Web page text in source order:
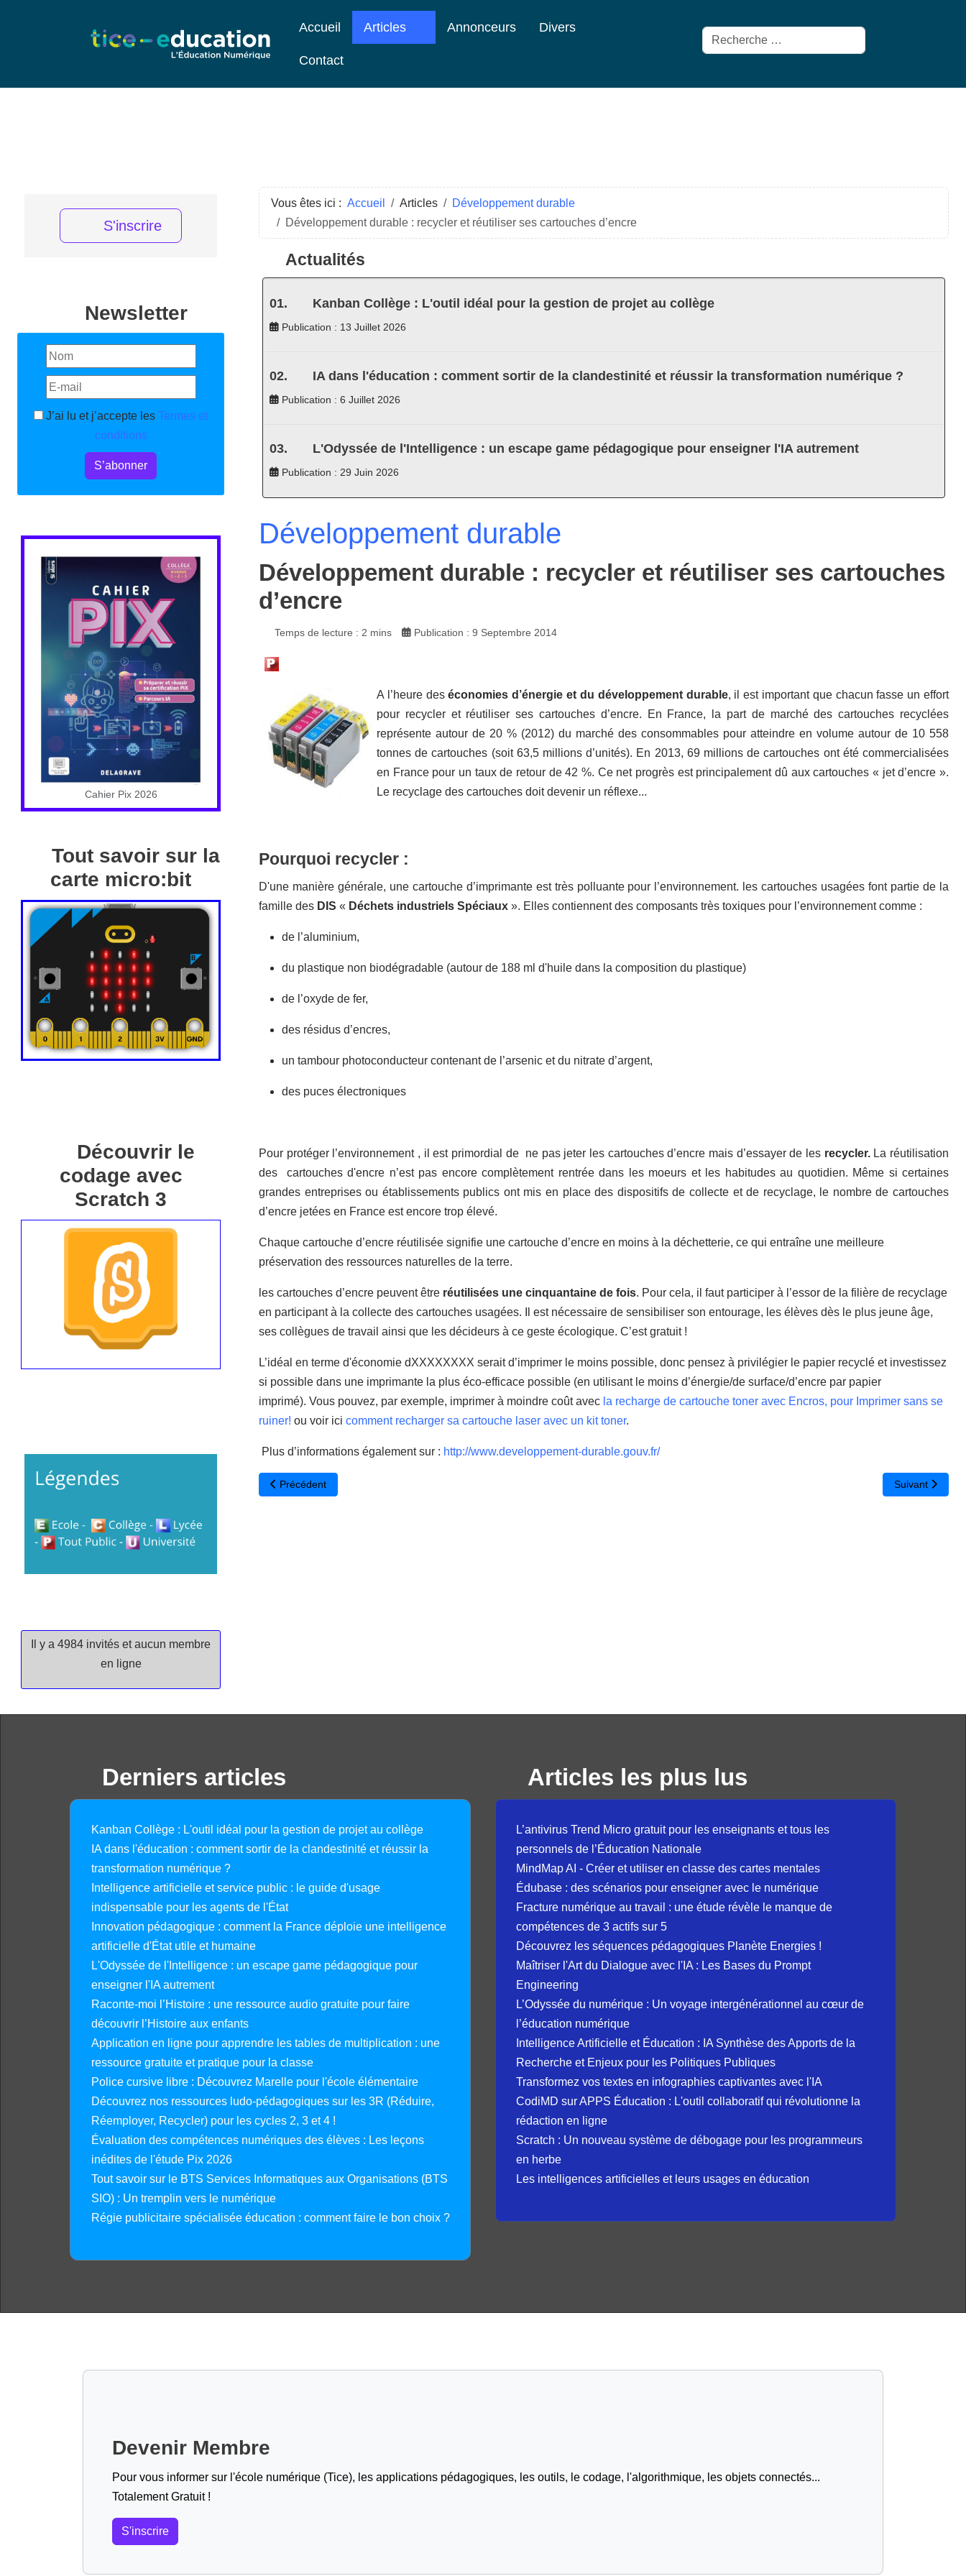
Accueil Articles Annonceurs Divers
Contact
Rechercher
S'inscrire
Newsletter
J’ai lu et j’accepte les Termes et
conditions
S’abonner
Cahier Pix 2026
Tout savoir sur la
carte micro:bit
Découvrir le
codage avec
Scratch 3
Il y a 4984 invités et aucun membre
en ligne
Vous êtes ici : Accueil Articles
Développement durable
Développement durable : recycler et réutiliser ses cartouches d’encre
Actualités
Kanban Collège : L'outil idéal pour la gestion de projet au collège
Publication : 13 Juillet 2026
IA dans l'éducation : comment sortir de la clandestinité et réussir la transformation numérique ?
Publication : 6 Juillet 2026
L'Odyssée de l'Intelligence : un escape game pédagogique pour enseigner l'IA autrement
Publication : 29 Juin 2026
Développement durable
Développement durable : recycler et réutiliser ses cartouches
d’encre
Temps de lecture : 2 mins Publication : 9 Septembre 2014
A l’heure deséconomies d’énergie et du développement durable, il est important que chacun fasse un effort
pour recycler et réutiliser ses cartouches d’encre. En France, la part de marché des cartouches recyclées
représente autour de 20 % (2012) du marché des consommables pour atteindre en volume autour de 10 558
tonnes de cartouches (soit 63,5 millions d’unités). En 2013, 69 millions de cartouches ont été commercialisées
en France pour un taux de retour de 42 %. Ce net progrès est principalement dû aux cartouches « jet d’encre ».
Le recyclage des cartouches doit devenir un réflexe...
Pourquoi recycler :
D'une manière générale, une cartouche d’imprimante est très polluante pour l’environnement. les cartouches usagées font partie de la
famille des DIS « Déchets industriels Spéciaux ». Elles contiennent des composants très toxiques pour l’environnement comme :
de l’aluminium,
du plastique non biodégradable (autour de 188 ml d'huile dans la composition du plastique)
de l’oxyde de fer,
des résidus d’encres,
un tambour photoconducteur contenant de l’arsenic et du nitrate d’argent,
des puces électroniques
Pour protéger l’environnement , il est primordial de ne pas jeter les cartouches d’encre mais d’essayer de les recycler.La réutilisation
des cartouches d'encre n’est pas encore complètement rentrée dans les moeurs et les habitudes au quotidien. Même si certaines
grandes entreprises ou établissements publics ont mis en place des dispositifs de collecte et de recyclage, le nombre de cartouches
d’encre jetées en France est encore trop élevé.
Chaque cartouche d’encre réutilisée signifie une cartouche d’encre en moins à la déchetterie, ce qui entraîne une meilleure
préservation des ressources naturelles de la terre.
les cartouches d’encre peuvent être réutilisées une cinquantaine de fois. Pour cela, il faut participer à l’essor de la filière de recyclage
en participant à la collecte des cartouches usagées. Il est nécessaire de sensibiliser son entourage, les élèves dès le plus jeune âge,
ses collègues de travail ainsi que les décideurs à ce geste écologique. C’est gratuit !
L’idéal en terme d'économie dXXXXXXXX serait d’imprimer le moins possible, donc pensez à privilégier le papier recyclé et investissez
si possible dans une imprimante la plus éco-efficace possible (en utilisant le moins d’énergie/de surface/d’encre par papier
imprimé). Vous pouvez, par exemple, imprimer à moindre coût avec la recharge de cartouche toner avec Encros, pour Imprimer sans se
ruiner! ou voir ici comment recharger sa cartouche laser avec un kit toner.
Plus d’informations également sur : http://www.developpement-durable.gouv.fr/
Article précédent : Les gyropodes : un nouveau moyen de transport pour les jeunes
Précédent Article suivant
Suivant
Derniers articles
Kanban Collège : L'outil idéal pour la gestion de projet au collège
IA dans l'éducation : comment sortir de la clandestinité et réussir la
transformation numérique ?
Intelligence artificielle et service public : le guide d'usage
indispensable pour les agents de l'État
Innovation pédagogique : comment la France déploie une intelligence
artificielle d'État utile et humaine
L'Odyssée de l'Intelligence : un escape game pédagogique pour
enseigner l'IA autrement
Raconte-moi l’Histoire : une ressource audio gratuite pour faire
découvrir l’Histoire aux enfants
Application en ligne pour apprendre les tables de multiplication : une
ressource gratuite et pratique pour la classe
Police cursive libre : Découvrez Marelle pour l'école élémentaire
Découvrez nos ressources ludo-pédagogiques sur les 3R (Réduire,
Réemployer, Recycler) pour les cycles 2, 3 et 4 !
Évaluation des compétences numériques des élèves : Les leçons
inédites de l'étude Pix 2026
Tout savoir sur le BTS Services Informatiques aux Organisations (BTS
SIO) : Un tremplin vers le numérique
Régie publicitaire spécialisée éducation : comment faire le bon choix ?
Articles les plus lus
L’antivirus Trend Micro gratuit pour les enseignants et tous les
personnels de l’Éducation Nationale
MindMap AI - Créer et utiliser en classe des cartes mentales
Édubase : des scénarios pour enseigner avec le numérique
Fracture numérique au travail : une étude révèle le manque de
compétences de 3 actifs sur 5
Découvrez les séquences pédagogiques Planète Energies !
Maîtriser l'Art du Dialogue avec l'IA : Les Bases du Prompt
Engineering
L’Odyssée du numérique : Un voyage intergénérationnel au cœur de
l’éducation numérique
Intelligence Artificielle et Éducation : IA Synthèse des Apports de la
Recherche et Enjeux pour les Politiques Publiques
Transformez vos textes en infographies captivantes avec l'IA
CodiMD sur APPS Éducation : L'outil collaboratif qui révolutionne la
rédaction en ligne
Scratch : Un nouveau système de débogage pour les programmeurs
en herbe
Les intelligences artificielles et leurs usages en éducation
Devenir Membre
Pour vous informer sur l'école numérique (Tice), les applications pédagogiques, les outils, le codage, l'algorithmique, les objets connectés...
Totalement Gratuit !
S'inscrire